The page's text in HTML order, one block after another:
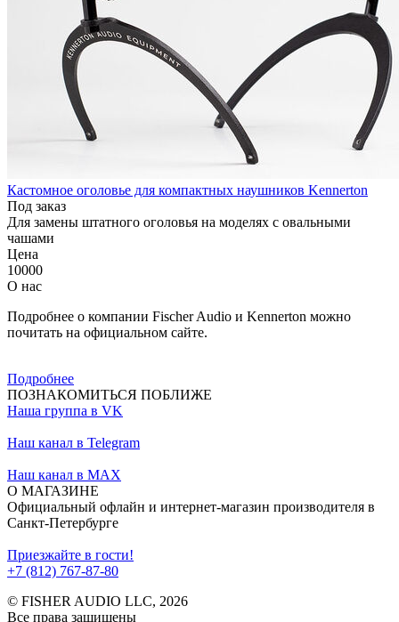
Кастомное оголовье для компактных наушников Kennerton
Под заказ
Для замены штатного оголовья на моделях с овальными
чашами
Цена
10000
О нас
Подробнее о компании Fischer Audio и Kennerton можно
почитать на официальном сайте.
Подробнее
ПОЗНАКОМИТЬСЯ ПОБЛИЖЕ
Наша группа в VK
Наш канал в Telegram
Наш канал в MAX
О МАГАЗИНЕ
Официальный офлайн и интернет-магазин производителя в
Санкт-Петербурге
Приезжайте в гости!
+7 (812) 767-87-80
© FISHER AUDIO LLC, 2026
Все права защищены